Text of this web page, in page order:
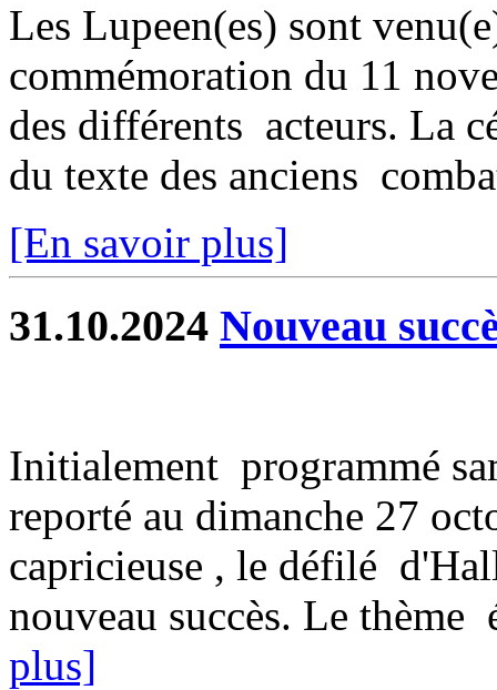
Les Lupeen(es) sont
commémoration du 11
des différents acteurs. La
du texte des anciens
[En savoir plus]
31.10.2024 Nouveau
Initialement programmé
reporté au dimanche 27
capricieuse , le défilé
nouveau succès. Le
plus]